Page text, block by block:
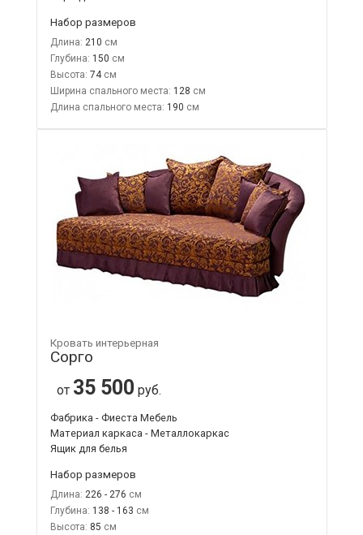
Набор размеров
Длина: 210
Глубина: 150
Высота: 74
Ширина спального места: 128
Длина спального места: 190
Кровать интерьерная
Сорго
от 35 500 руб.
Фабрика - Фиеста Мебель
Материал каркаса - Металлокаркас
Ящик для белья
Набор размеров
Длина: 226 - 276
Глубина: 138 - 163
Высота: 85